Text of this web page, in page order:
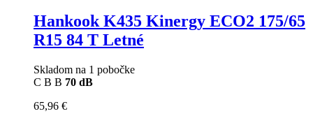
Hankook K435 Kinergy ECO2 175/65
R15 84 T Letné
Skladom na 1 pobočke
C B B 70 dB
65,96 €